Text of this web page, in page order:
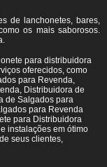
de lanchonetes, bares,
os mais saborosos.
para distribuidora
oferecidos, como
para Revenda,
Distribuidora de
de Salgados para
para Revenda
para Distribuidora
instalações em ótimo
seus clientes,